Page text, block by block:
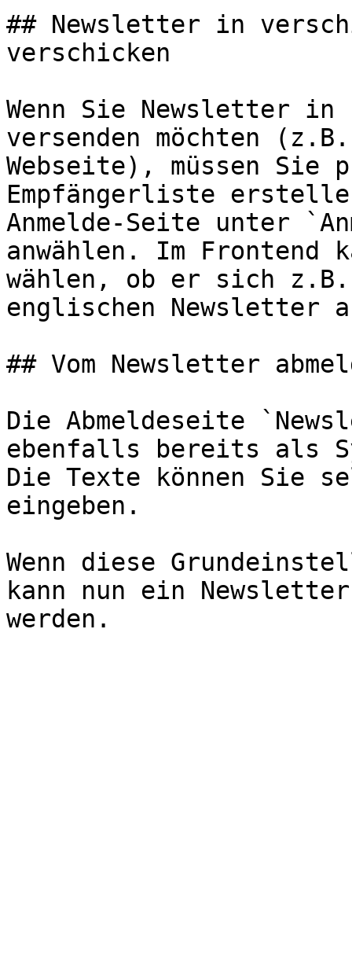
## Newsletter in
verschicken
Wenn Sie Newsletter in
versenden möchten
Webseite), müssen Sie
Empfängerliste
Anmelde-Seite unter
anwählen. Im Frontend
wählen, ob er sich
englischen Newsletter
## Vom Newsletter
Die Abmeldeseite
ebenfalls bereits als
Die Texte können Sie
eingeben.
Wenn diese
kann nun ein